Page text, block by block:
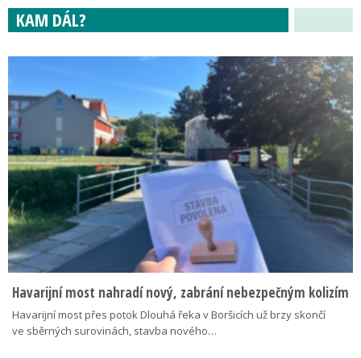
KAM DÁL?
Havarijní most nahradí nový, zabrání nebezpečným kolizím
Havarijní most přes potok Dlouhá řeka v Boršicích už brzy skončí
ve sběrných surovinách, stavba nového…